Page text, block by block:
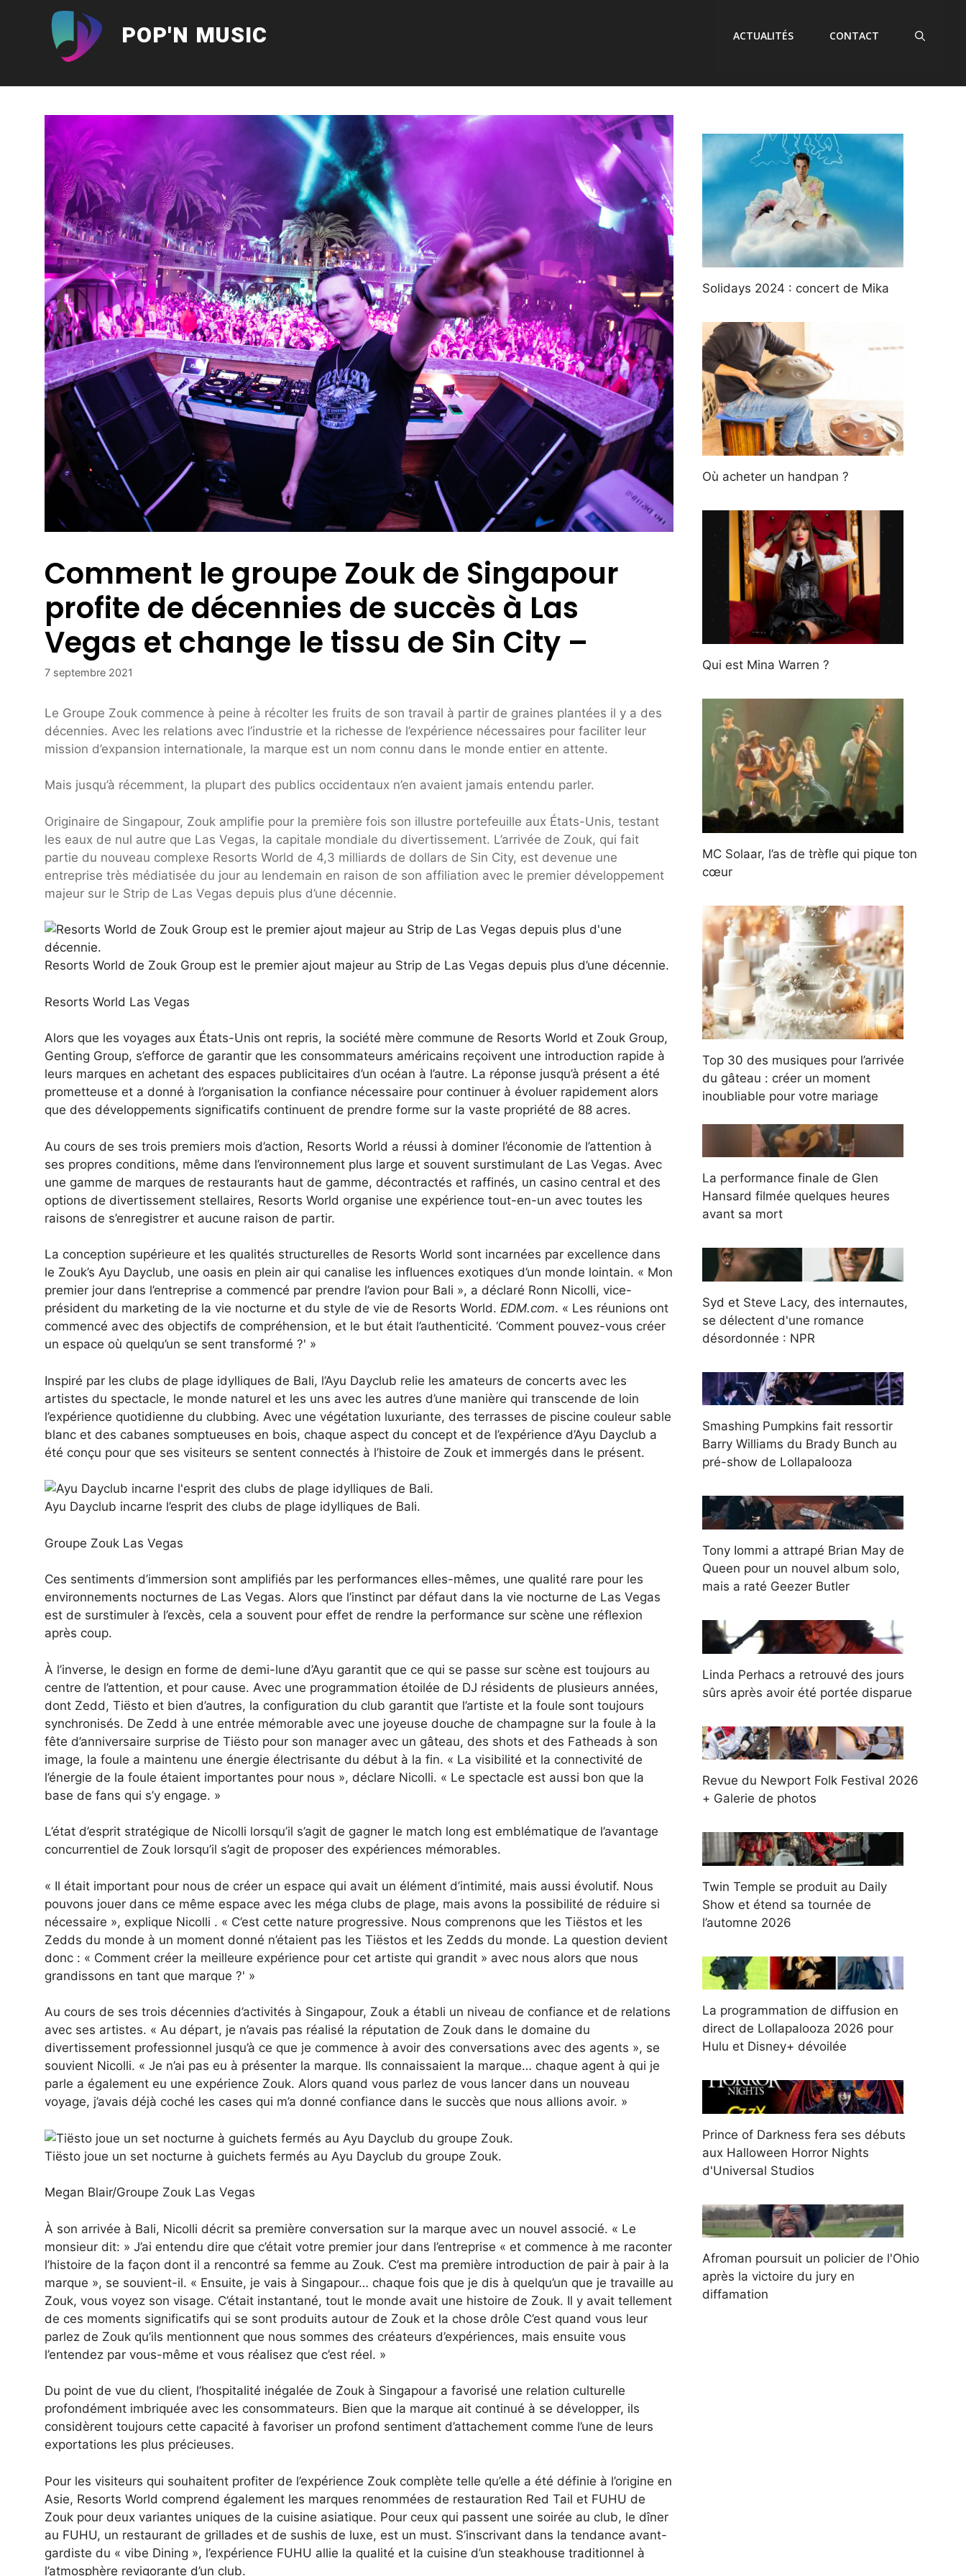
POP'N MUSIC ACTUALITÉS CONTACT
Comment le groupe Zouk de Singapour
profite de décennies de succès à Las
Vegas et change le tissu de Sin City –
7 septembre 2021
Le Groupe Zouk commence à peine à récolter les fruits de son travail à partir de graines plantées il y a des
décennies. Avec les relations avec l’industrie et la richesse de l’expérience nécessaires pour faciliter leur
mission d’expansion internationale, la marque est un nom connu dans le monde entier en attente.
Mais jusqu’à récemment, la plupart des publics occidentaux n’en avaient jamais entendu parler.
Originaire de Singapour, Zouk amplifie pour la première fois son illustre portefeuille aux États-Unis, testant
les eaux de nul autre que Las Vegas, la capitale mondiale du divertissement. L’arrivée de Zouk, qui fait
partie du nouveau complexe Resorts World de 4,3 milliards de dollars de Sin City, est devenue une
entreprise très médiatisée du jour au lendemain en raison de son affiliation avec le premier développement
majeur sur le Strip de Las Vegas depuis plus d’une décennie.
Resorts World de Zouk Group est le premier ajout majeur au Strip de Las Vegas depuis plus d’une décennie.
Resorts World Las Vegas
Alors que les voyages aux États-Unis ont repris, la société mère commune de Resorts World et Zouk Group,
Genting Group, s’efforce de garantir que les consommateurs américains reçoivent une introduction rapide à
leurs marques en achetant des espaces publicitaires d’un océan à l’autre. La réponse jusqu’à présent a été
prometteuse et a donné à l’organisation la confiance nécessaire pour continuer à évoluer rapidement alors
que des développements significatifs continuent de prendre forme sur la vaste propriété de 88 acres.
Au cours de ses trois premiers mois d’action, Resorts World a réussi à dominer l’économie de l’attention à
ses propres conditions, même dans l’environnement plus large et souvent surstimulant de Las Vegas. Avec
une gamme de marques de restaurants haut de gamme, décontractés et raffinés, un casino central et des
options de divertissement stellaires, Resorts World organise une expérience tout-en-un avec toutes les
raisons de s’enregistrer et aucune raison de partir.
La conception supérieure et les qualités structurelles de Resorts World sont incarnées par excellence dans
le Zouk’s Ayu Dayclub, une oasis en plein air qui canalise les influences exotiques d’un monde lointain. « Mon
premier jour dans l’entreprise a commencé par prendre l’avion pour Bali », a déclaré Ronn Nicolli, vice-
président du marketing de la vie nocturne et du style de vie de Resorts World. EDM.com. « Les réunions ont
commencé avec des objectifs de compréhension, et le but était l’authenticité. ‘Comment pouvez-vous créer
un espace où quelqu’un se sent transformé ?' »
Inspiré par les clubs de plage idylliques de Bali, l’Ayu Dayclub relie les amateurs de concerts avec les
artistes du spectacle, le monde naturel et les uns avec les autres d’une manière qui transcende de loin
l’expérience quotidienne du clubbing. Avec une végétation luxuriante, des terrasses de piscine couleur sable
blanc et des cabanes somptueuses en bois, chaque aspect du concept et de l’expérience d’Ayu Dayclub a
été conçu pour que ses visiteurs se sentent connectés à l’histoire de Zouk et immergés dans le présent.
Ayu Dayclub incarne l’esprit des clubs de plage idylliques de Bali.
Groupe Zouk Las Vegas
Ces sentiments d’immersion sont amplifiés par les performances elles-mêmes, une qualité rare pour les
environnements nocturnes de Las Vegas. Alors que l’instinct par défaut dans la vie nocturne de Las Vegas
est de surstimuler à l’excès, cela a souvent pour effet de rendre la performance sur scène une réflexion
après coup.
À l’inverse, le design en forme de demi-lune d’Ayu garantit que ce qui se passe sur scène est toujours au
centre de l’attention, et pour cause. Avec une programmation étoilée de DJ résidents de plusieurs années,
dont Zedd, Tiësto et bien d’autres, la configuration du club garantit que l’artiste et la foule sont toujours
synchronisés. De Zedd à une entrée mémorable avec une joyeuse douche de champagne sur la foule à la
fête d’anniversaire surprise de Tiësto pour son manager avec un gâteau, des shots et des Fatheads à son
image, la foule a maintenu une énergie électrisante du début à la fin. « La visibilité et la connectivité de
l’énergie de la foule étaient importantes pour nous », déclare Nicolli. « Le spectacle est aussi bon que la
base de fans qui s’y engage. »
L’état d’esprit stratégique de Nicolli lorsqu’il s’agit de gagner le match long est emblématique de l’avantage
concurrentiel de Zouk lorsqu’il s’agit de proposer des expériences mémorables.
« Il était important pour nous de créer un espace qui avait un élément d’intimité, mais aussi évolutif. Nous
pouvons jouer dans ce même espace avec les méga clubs de plage, mais avons la possibilité de réduire si
nécessaire », explique Nicolli . « C’est cette nature progressive. Nous comprenons que les Tiëstos et les
Zedds du monde à un moment donné n’étaient pas les Tiëstos et les Zedds du monde. La question devient
donc : « Comment créer la meilleure expérience pour cet artiste qui grandit » avec nous alors que nous
grandissons en tant que marque ?' »
Au cours de ses trois décennies d’activités à Singapour, Zouk a établi un niveau de confiance et de relations
avec ses artistes. « Au départ, je n’avais pas réalisé la réputation de Zouk dans le domaine du
divertissement professionnel jusqu’à ce que je commence à avoir des conversations avec des agents », se
souvient Nicolli. « Je n’ai pas eu à présenter la marque. Ils connaissaient la marque… chaque agent à qui je
parle a également eu une expérience Zouk. Alors quand vous parlez de vous lancer dans un nouveau
voyage, j’avais déjà coché les cases qui m’a donné confiance dans le succès que nous allions avoir. »
Tiësto joue un set nocturne à guichets fermés au Ayu Dayclub du groupe Zouk.
Megan Blair/Groupe Zouk Las Vegas
À son arrivée à Bali, Nicolli décrit sa première conversation sur la marque avec un nouvel associé. « Le
monsieur dit: » J’ai entendu dire que c’était votre premier jour dans l’entreprise « et commence à me raconter
l’histoire de la façon dont il a rencontré sa femme au Zouk. C’est ma première introduction de pair à pair à la
marque », se souvient-il. « Ensuite, je vais à Singapour… chaque fois que je dis à quelqu’un que je travaille au
Zouk, vous voyez son visage. C’était instantané, tout le monde avait une histoire de Zouk. Il y avait tellement
de ces moments significatifs qui se sont produits autour de Zouk et la chose drôle C’est quand vous leur
parlez de Zouk qu’ils mentionnent que nous sommes des créateurs d’expériences, mais ensuite vous
l’entendez par vous-même et vous réalisez que c’est réel. »
Du point de vue du client, l’hospitalité inégalée de Zouk à Singapour a favorisé une relation culturelle
profondément imbriquée avec les consommateurs. Bien que la marque ait continué à se développer, ils
considèrent toujours cette capacité à favoriser un profond sentiment d’attachement comme l’une de leurs
exportations les plus précieuses.
Pour les visiteurs qui souhaitent profiter de l’expérience Zouk complète telle qu’elle a été définie à l’origine en
Asie, Resorts World comprend également les marques renommées de restauration Red Tail et FUHU de
Zouk pour deux variantes uniques de la cuisine asiatique. Pour ceux qui passent une soirée au club, le dîner
au FUHU, un restaurant de grillades et de sushis de luxe, est un must. S’inscrivant dans la tendance avant-
gardiste du « vibe Dining », l’expérience FUHU allie la qualité et la cuisine d’un steakhouse traditionnel à
l’atmosphère revigorante d’un club.
Solidays 2024 : concert de Mika
Où acheter un handpan ?
Qui est Mina Warren ?
MC Solaar, l’as de trèfle qui pique ton
cœur
Top 30 des musiques pour l’arrivée
du gâteau : créer un moment
inoubliable pour votre mariage
La performance finale de Glen
Hansard filmée quelques heures
avant sa mort
Syd et Steve Lacy, des internautes,
se délectent d'une romance
désordonnée : NPR
Smashing Pumpkins fait ressortir
Barry Williams du Brady Bunch au
pré-show de Lollapalooza
Tony Iommi a attrapé Brian May de
Queen pour un nouvel album solo,
mais a raté Geezer Butler
Linda Perhacs a retrouvé des jours
sûrs après avoir été portée disparue
Revue du Newport Folk Festival 2026
+ Galerie de photos
Twin Temple se produit au Daily
Show et étend sa tournée de
l’automne 2026
La programmation de diffusion en
direct de Lollapalooza 2026 pour
Hulu et Disney+ dévoilée
Prince of Darkness fera ses débuts
aux Halloween Horror Nights
d'Universal Studios
Afroman poursuit un policier de l'Ohio
après la victoire du jury en
diffamation